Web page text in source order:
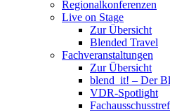
Regionalkonferenzen
Live on Stage
Zur Übersicht
Blended Travel
Fachveranstaltungen
Zur Übersicht
blend_it! – Der
VDR-Spotlight